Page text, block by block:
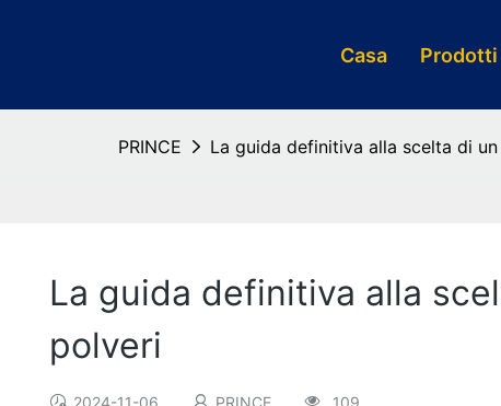
Casa Prodotti
PRINCE La guida definitiva alla scelta di
La guida definitiva alla
polveri